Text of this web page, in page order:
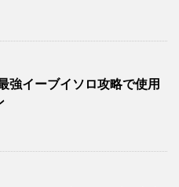
強イーブイソロ攻略で使用